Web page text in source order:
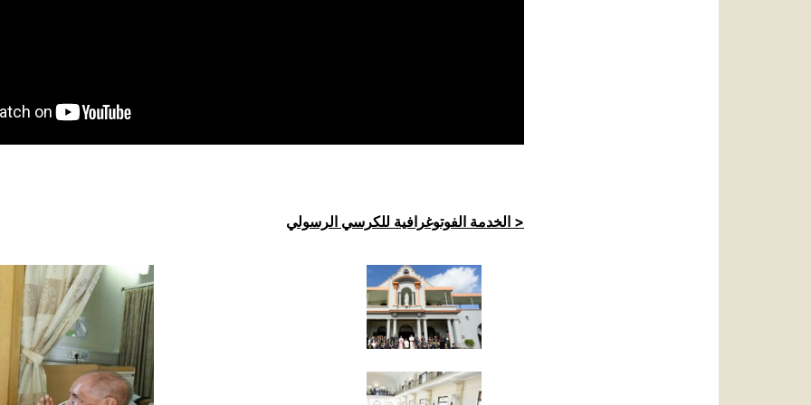
الخدمة الفوتوغرافية للكرسي الرسولي >